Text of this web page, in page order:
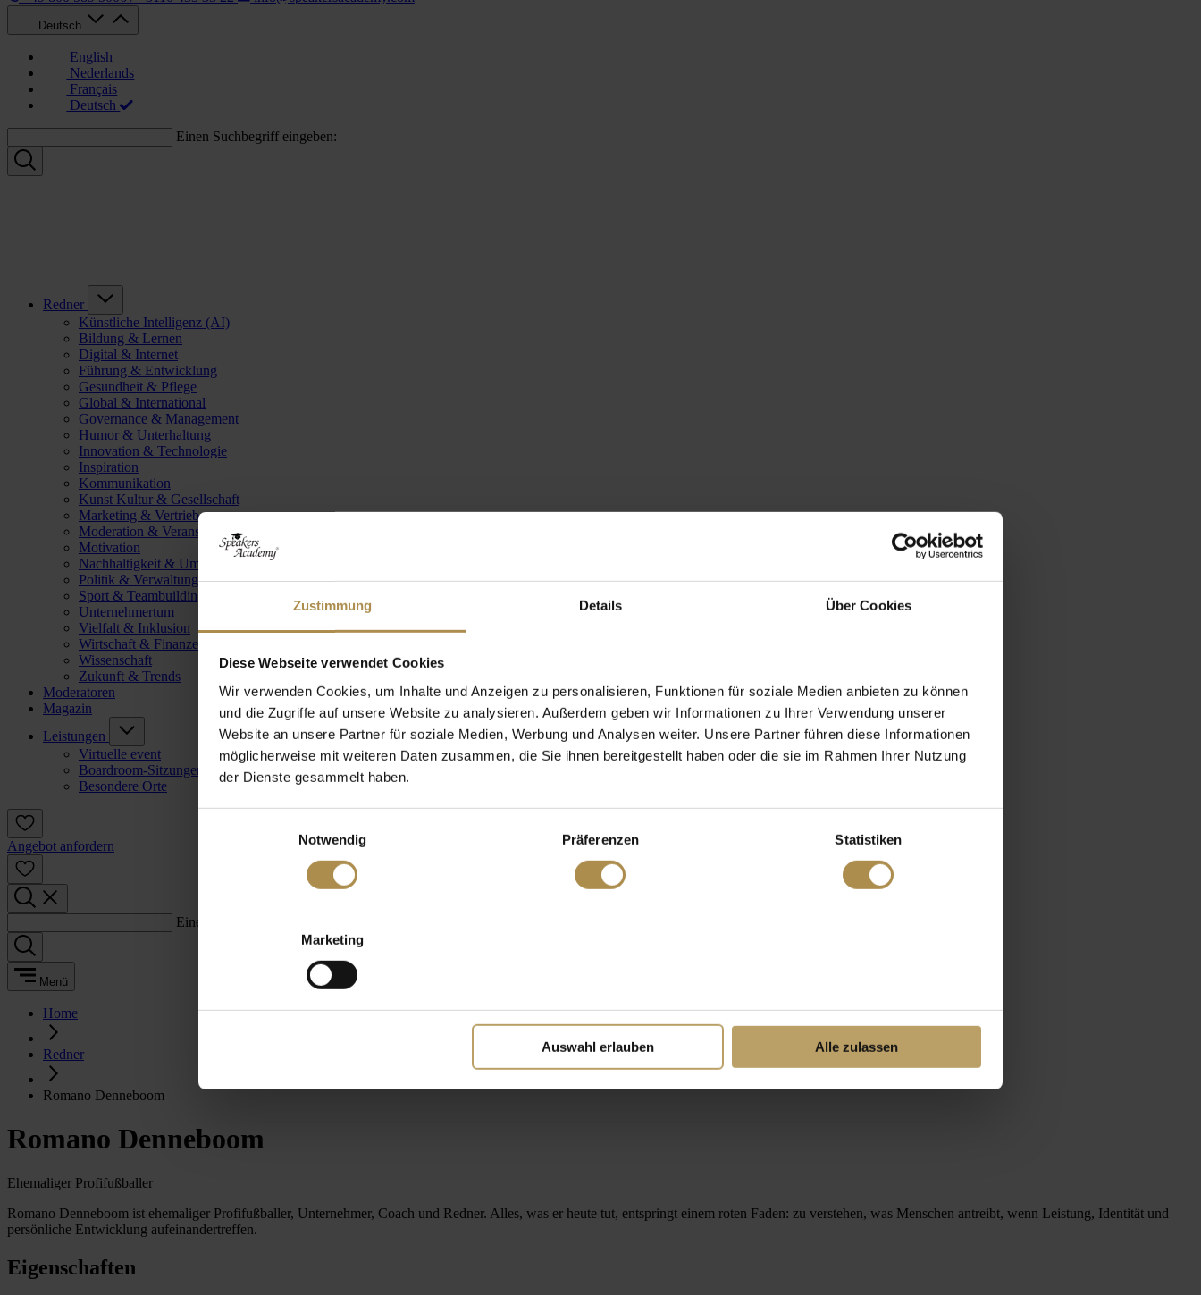
Zustimmung Details Über Cookies
Diese Webseite verwendet Cookies
Wir verwenden Cookies, um Inhalte und Anzeigen zu personalisieren, Funktionen für soziale Medien anbieten zu können
und die Zugriffe auf unsere Website zu analysieren. Außerdem geben wir Informationen zu Ihrer Verwendung unserer
Website an unsere Partner für soziale Medien, Werbung und Analysen weiter. Unsere Partner führen diese Informationen
möglicherweise mit weiteren Daten zusammen, die Sie ihnen bereitgestellt haben oder die sie im Rahmen Ihrer Nutzung
der Dienste gesammelt haben.
Notwendig
Präferenzen Statistiken
Marketing
Auswahl erlauben Alle zulassen
Deutsch
English
Nederlands
Français
Deutsch
Einen Suchbegriff eingeben:
Redner
Künstliche Intelligenz (AI)
Bildung & Lernen
Digital & Internet
Führung & Entwicklung
Gesundheit & Pflege
Global & International
Governance & Management
Humor & Unterhaltung
Innovation & Technologie
Inspiration
Kommunikation
Kunst Kultur & Gesellschaft
Marketing & Vertrieb
Moderation & Veranstaltungsleitung
Motivation
Nachhaltigkeit & Umwelt
Politik & Verwaltung
Sport & Teambuilding
Unternehmertum
Vielfalt & Inklusion
Wirtschaft & Finanzen
Wissenschaft
Zukunft & Trends
Moderatoren
Magazin
Leistungen
Virtuelle event
Boardroom-Sitzungen
Besondere Orte
Angebot anfordern
Einen Suchbegriff eingeben:
Menü
Home
Redner
Romano Denneboom
Romano Denneboom
Ehemaliger Profifußballer
Romano Denneboom ist ehemaliger Profifußballer, Unternehmer, Coach und Redner. Alles, was er heute tut, entspringt einem roten Faden: zu verstehen, was Menschen antreibt, wenn Leistung, Identität und
persönliche Entwicklung aufeinandertreffen.
Eigenschaften